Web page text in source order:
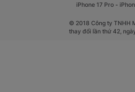
iPhone 17 Pro -
© 2018 Công ty TNHH
thay đổi lần thứ 42,